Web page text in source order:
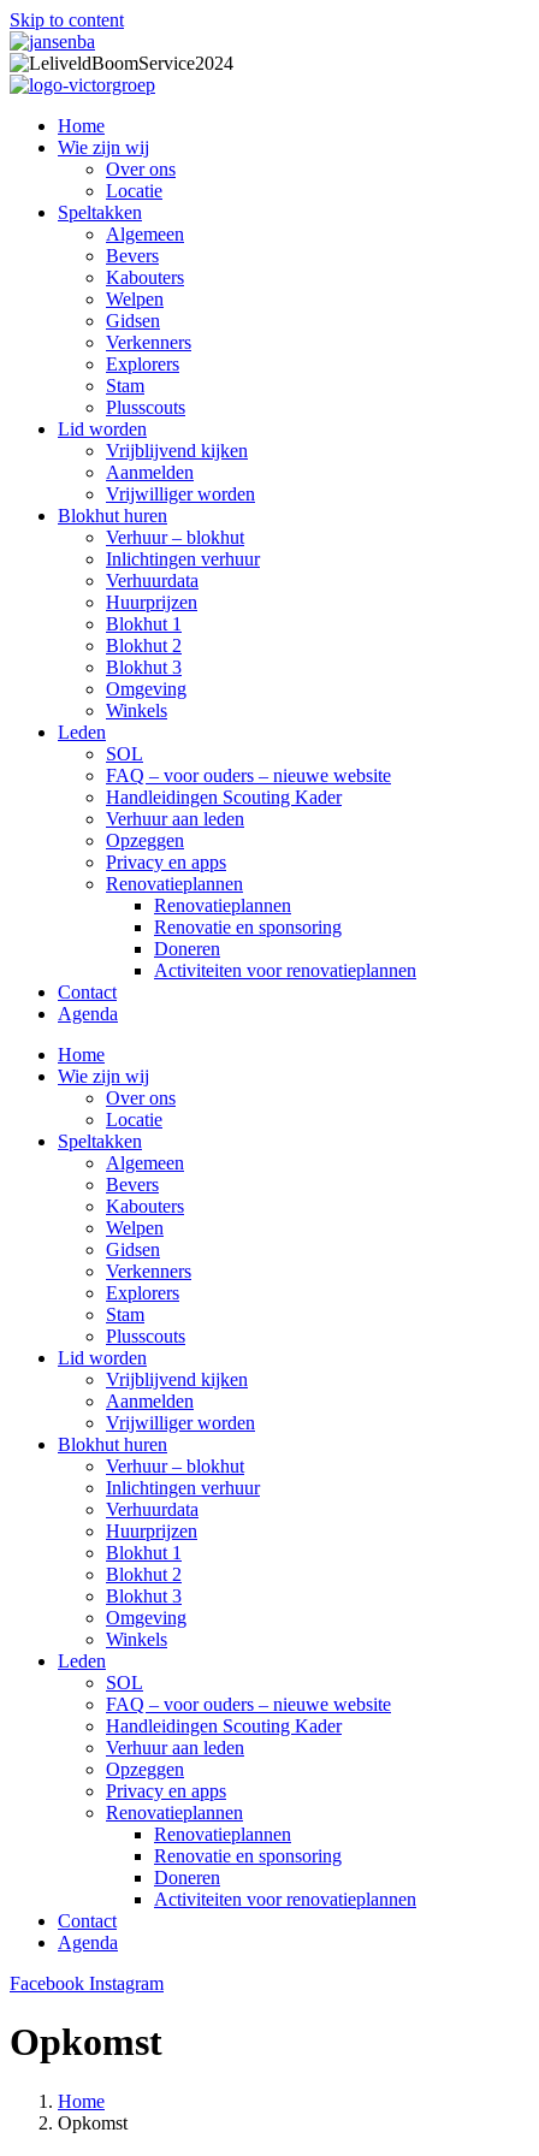
Skip to content
Home
Wie zijn wij
Over ons
Locatie
Speltakken
Algemeen
Bevers
Kabouters
Welpen
Gidsen
Verkenners
Explorers
Stam
Plusscouts
Lid worden
Vrijblijvend kijken
Aanmelden
Vrijwilliger worden
Blokhut huren
Verhuur – blokhut
Inlichtingen verhuur
Verhuurdata
Huurprijzen
Blokhut 1
Blokhut 2
Blokhut 3
Omgeving
Winkels
Leden
SOL
FAQ – voor ouders – nieuwe website
Handleidingen Scouting Kader
Verhuur aan leden
Opzeggen
Privacy en apps
Renovatieplannen
Renovatieplannen
Renovatie en sponsoring
Doneren
Activiteiten voor renovatieplannen
Contact
Agenda
Home
Wie zijn wij
Over ons
Locatie
Speltakken
Algemeen
Bevers
Kabouters
Welpen
Gidsen
Verkenners
Explorers
Stam
Plusscouts
Lid worden
Vrijblijvend kijken
Aanmelden
Vrijwilliger worden
Blokhut huren
Verhuur – blokhut
Inlichtingen verhuur
Verhuurdata
Huurprijzen
Blokhut 1
Blokhut 2
Blokhut 3
Omgeving
Winkels
Leden
SOL
FAQ – voor ouders – nieuwe website
Handleidingen Scouting Kader
Verhuur aan leden
Opzeggen
Privacy en apps
Renovatieplannen
Renovatieplannen
Renovatie en sponsoring
Doneren
Activiteiten voor renovatieplannen
Contact
Agenda
Facebook Instagram
Opkomst
Home
Opkomst